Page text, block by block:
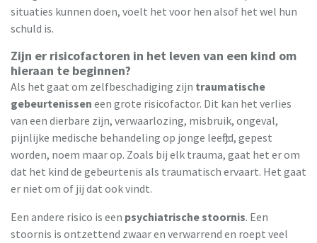
situaties kunnen doen, voelt het voor hen alsof het wel hun
schuld is.
Zijn er risicofactoren in het leven van een kind om
hieraan te beginnen?
Als het gaat om zelfbeschadiging zijn traumatische
gebeurtenissen een grote risicofactor. Dit kan het verlies
van een dierbare zijn, verwaarlozing, misbruik, ongeval,
pijnlijke medische behandeling op jonge leeftijd, gepest
worden, noem maar op. Zoals bij elk trauma, gaat het er om
dat het kind de gebeurtenis als traumatisch ervaart. Het gaat
er niet om of jij dat ook vindt.
Een andere risico is een psychiatrische stoornis. Een
stoornis is ontzettend zwaar en verwarrend en roept veel